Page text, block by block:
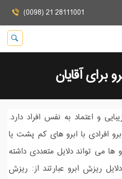
(0098) 21 28111001
برای آقایان
و اعتماد به نفس افراد دارد.
افرادی با ابرو های کم پشت یا
ها می تواند دلایل متعددی داشته
ریزش ابرو عبارتند از: ریزش